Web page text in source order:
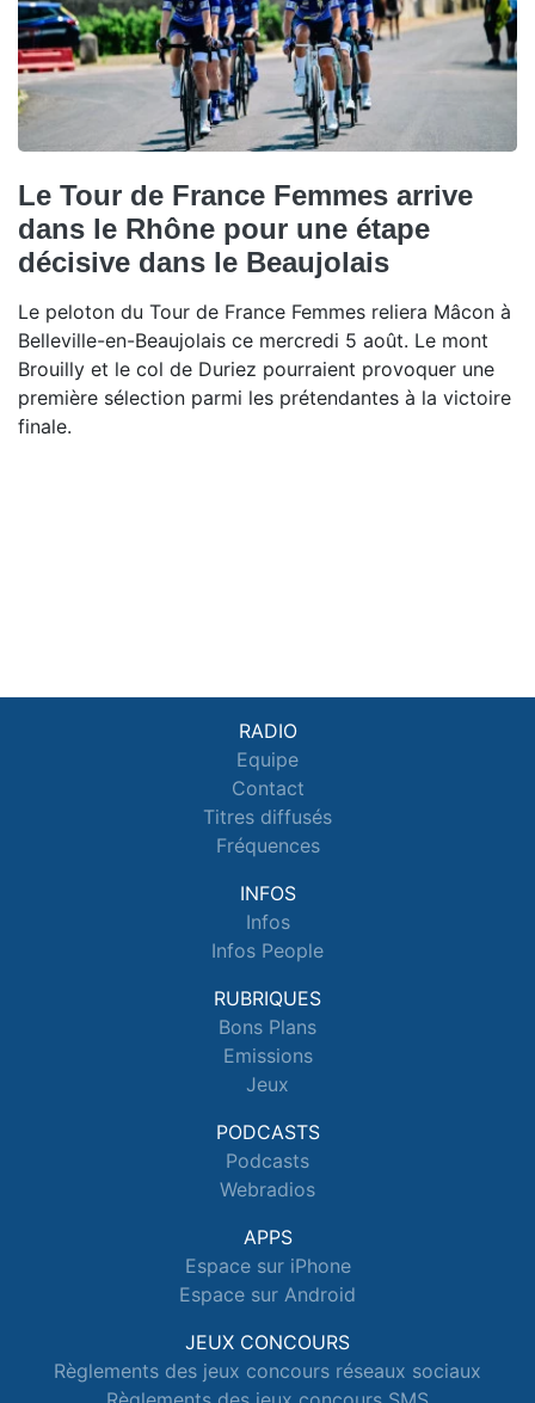
Le Tour de France Femmes arrive
dans le Rhône pour une étape
décisive dans le Beaujolais
Le peloton du Tour de France Femmes reliera Mâcon à
Belleville-en-Beaujolais ce mercredi 5 août. Le mont
Brouilly et le col de Duriez pourraient provoquer une
première sélection parmi les prétendantes à la victoire
finale.
RADIO
Equipe
Contact
Titres diffusés
Fréquences
INFOS
Infos
Infos People
RUBRIQUES
Bons Plans
Emissions
Jeux
PODCASTS
Podcasts
Webradios
APPS
Espace sur iPhone
Espace sur Android
JEUX CONCOURS
Règlements des jeux concours réseaux sociaux